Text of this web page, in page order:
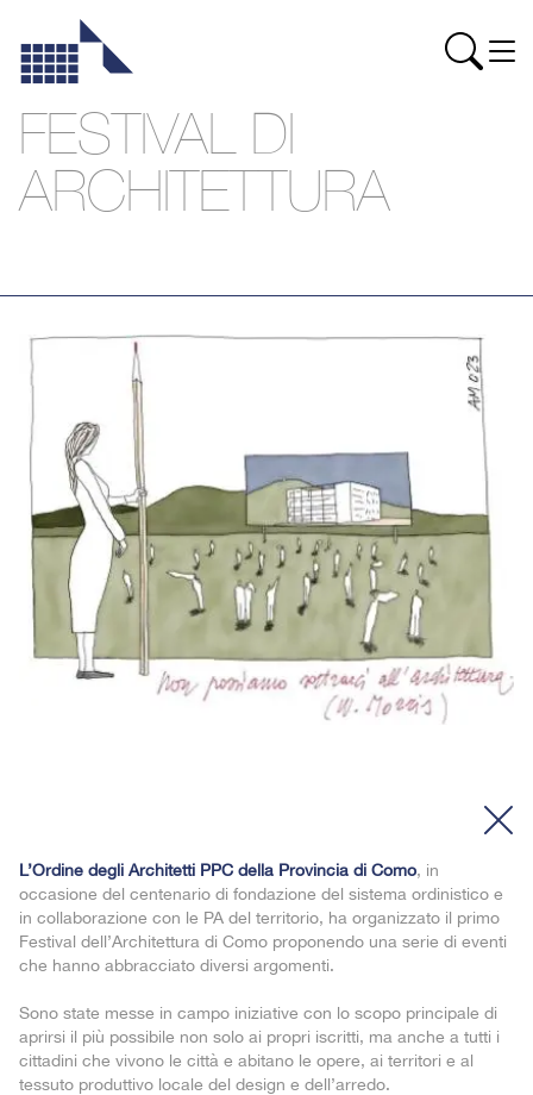
FESTIVAL DI
ARCHITETTURA
L’Ordine degli Architetti PPC della Provincia di Como, in
occasione del centenario di fondazione del sistema ordinistico e
in collaborazione con le PA del territorio, ha organizzato il primo
Festival dell’Architettura di Como proponendo una serie di eventi
che hanno abbracciato diversi argomenti.
Sono state messe in campo iniziative con lo scopo principale di
aprirsi il più possibile non solo ai propri iscritti, ma anche a tutti i
cittadini che vivono le città e abitano le opere, ai territori e al
tessuto produttivo locale del design e dell’arredo.